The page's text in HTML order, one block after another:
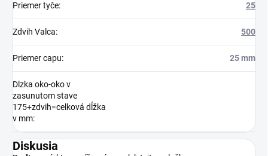
Priemer tyče: 25
Zdvih Valca: 500
Priemer capu: 25 mm
Dlzka oko-oko v
zasunutom stave
175+zdvih=celková dĺžka
v mm:
Diskusia